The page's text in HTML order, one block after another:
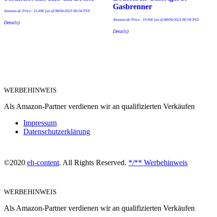
Amazon.de Price: 15,49€(as of 08/04/2023 00:04 PST-
Details)
Gasbrenner
Amazon.de Price: 19,95€(as of 08/04/2023 00:04 PST-
Details)
WERBEHINWEIS
Als Amazon-Partner verdienen wir an qualifizierten Verkäufen
Impressum
Datenschutzerklärung
©2020 eh-content. All Rights Reserved. */** Werbehinweis
WERBEHINWEIS
Als Amazon-Partner verdienen wir an qualifizierten Verkäufen